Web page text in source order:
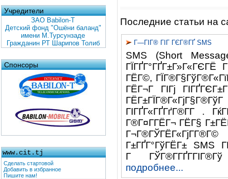
Учредители
ЗАО Babilon-T
Детский фонд "Ошёни баланд"
имени М.Турсунзаде
Гражданин РТ Шарипов Толиб
Спонсоры
www.cit.tj
Сделать стартовой
Добавить в избранное
Пишите нам!
Последние статьи на
Г—ГІГ® ГІГ ГЄГ®ГҐ SMS
SMS (Short
ГЁГ©,
ГЁГ¬Г ГІГј
ГІГҐГ«ГҐГґГ®Г­Г .
Г®Г¤Г­ГЁГ¬ ГЁГ§
Г±ГҐГ°ГўГЁГ± SMS
Г
подробнее...